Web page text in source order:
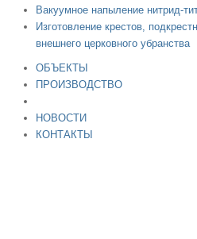
Вакуумное напыление нитрид-
Изготовление крестов,
внешнего церковного убранства
ОБЪЕКТЫ
ПРОИЗВОДСТВО
НОВОСТИ
КОНТАКТЫ